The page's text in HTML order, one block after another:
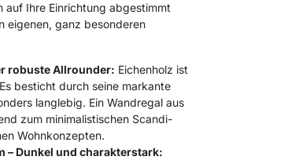
auf Ihre Einrichtung abgestimmt
eigenen, ganz besonderen
robuste Allrounder: Eichenholz ist
besticht durch seine markante
langlebig. Ein Wandregal aus
zum minimalistischen Scandi-
Wohnkonzepten.
– Dunkel und charakterstark: